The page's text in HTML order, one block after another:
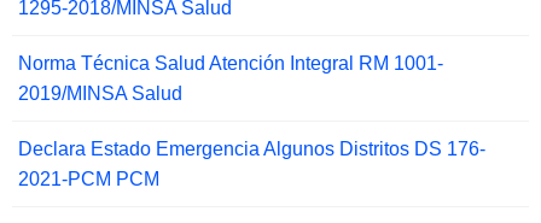
1295-2018/MINSA Salud
Norma Técnica Salud Atención Integral RM 1001-
2019/MINSA Salud
Declara Estado Emergencia Algunos Distritos DS 176-
2021-PCM PCM